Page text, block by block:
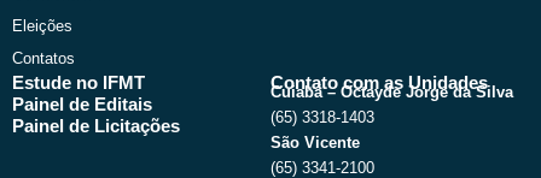
Eleições
Contatos
Estude no IFMT
Painel de Editais
Painel de Licitações
Contato com as Unidades
Cuiabá – Octayde Jorge da Silva
(65) 3318-1403
São Vicente
(65) 3341-2100